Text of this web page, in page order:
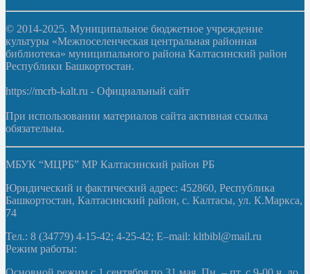
© 2014-2025. Муниципальное бюджетное учреждение
культуры «Межпоселенческая центральная районная
библиотека» муниципального района Калтасинский район
Республики Башкортостан.
https://mcrb-kalt.ru - Официальный сайт
При использовании материалов сайта активная ссылка
обязательна.
МБУК “МЦРБ” МР Калтасинский район РБ
Юридический и фактический адрес: 452860, Республика
Башкортостан, Калтасинский район, с. Калтасы, ул. К.Маркса,
74
Тел.: 8 (34779) 4-15-42; 4-25-42; E–mail: kltbibl@mail.ru
Режим работы: